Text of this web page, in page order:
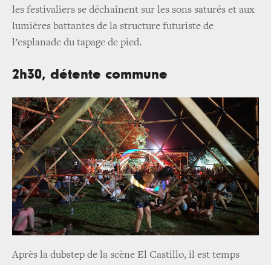
les festivaliers se déchaînent sur les sons saturés et aux
lumières battantes de la structure futuriste de
l’esplanade du tapage de pied.
2h30, détente commune
Après la dubstep de la scène El Castillo, il est temps